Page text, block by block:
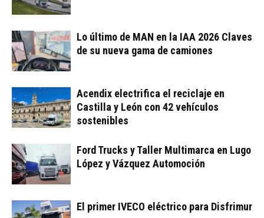
Lo último de MAN en la IAA 2026 Claves
de su nueva gama de camiones
Acendix electrifica el reciclaje en
Castilla y León con 42 vehículos
sostenibles
Ford Trucks y Taller Multimarca en Lugo
López y Vázquez Automoción
El primer IVECO eléctrico para Disfrimur